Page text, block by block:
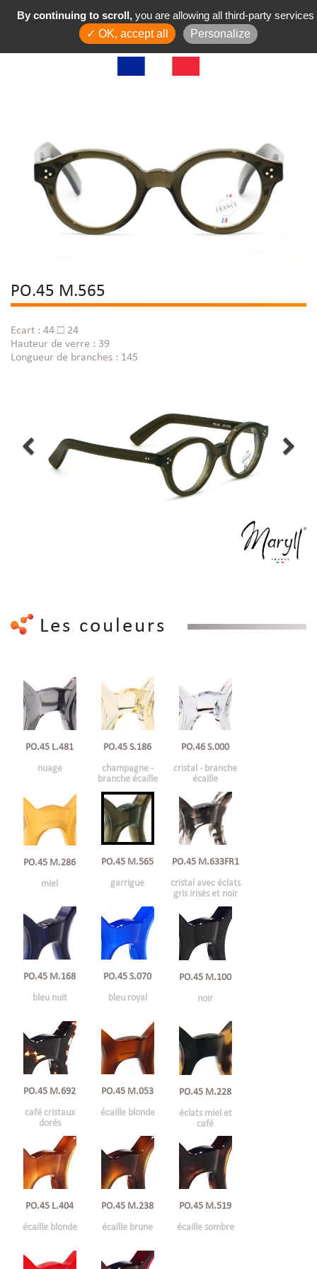
PO.45 M.565
Ecart : 44 □ 24
Hauteur de verre : 39
Longueur de branches : 145
Les couleurs
PO.45 L.481
nuage
PO.45 S.186
champagne -
branche écaille
PO.46 S.000
cristal - branche
écaille
PO.45 M.286
miel
PO.45 M.565
garrigue
PO.45 M.633FR1
cristal avec éclats
gris irisés et noir
PO.45 M.168
bleu nuit
PO.45 S.070
bleu royal
PO.45 M.100
noir
PO.45 M.692
café cristaux
dorés
PO.45 M.053
écaille blonde
PO.45 M.228
éclats miel et
café
PO.45 L.404
écaille blonde
PO.45 M.238
écaille brune
PO.45 M.519
écaille sombre
By continuing to scroll, you are allowing all third-party services
✓ OK, accept all
Personalize